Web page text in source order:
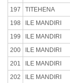
197
TITEHENA
198
ILE MANDIRI
199
ILE MANDIRI
200
ILE MANDIRI
201
ILE MANDIRI
202
ILE MANDIRI